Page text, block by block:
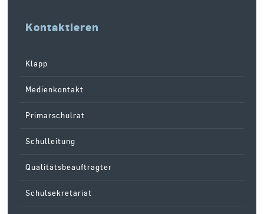
Kontaktieren
Klapp
Medienkontakt
Primarschulrat
Schulleitung
Qualitätsbeauftragter
Schulsekretariat